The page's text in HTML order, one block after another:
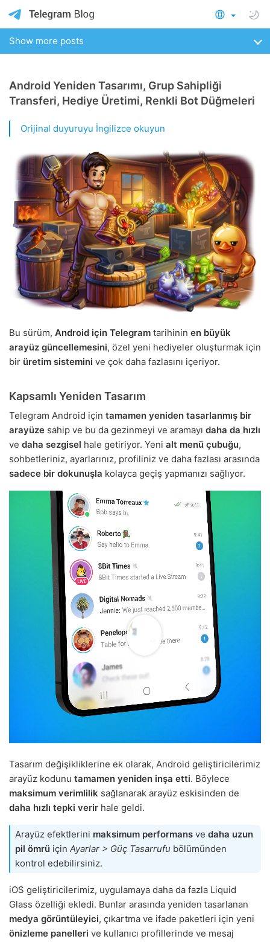
Show more posts
Android Yeniden Tasarımı, Grup Sahipliği
Transferi, Hediye Üretimi, Renkli Bot Düğmeleri
Orijinal duyuruyu İngilizce okuyun
Bu sürüm, Android için Telegram tarihinin en büyük
arayüz güncellemesini, özel yeni hediyeler oluşturmak için
bir üretim sistemini ve çok daha fazlasını içeriyor.
Kapsamlı Yeniden Tasarım
Telegram Android için tamamen yeniden tasarlanmış bir
arayüze sahip ve bu da gezinmeyi ve aramayı daha da hızlı
ve daha sezgisel hale getiriyor. Yeni alt menü çubuğu,
sohbetleriniz, ayarlarınız, profiliniz ve daha fazlası arasında
sadece bir dokunuşla kolayca geçiş yapmanızı sağlıyor.
Tasarım değişikliklerine ek olarak, Android geliştiricilerimiz
arayüz kodunu tamamen yeniden inşa etti. Böylece
maksimum verimlilik sağlanarak arayüz eskisinden de
daha hızlı tepki verir hale geldi.
Arayüz efektlerini maksimum performans ve daha uzun
pil ömrü için Ayarlar > Güç Tasarrufu bölümünden
kontrol edebilirsiniz.
iOS geliştiricilerimiz, uygulamaya daha da fazla Liquid
Glass özelliği ekledi. Bunlar arasında yeniden tasarlanan
medya görüntüleyici, çıkartma ve ifade paketleri için yeni
önizleme panelleri ve kullanıcı profillerinde ve mesaj